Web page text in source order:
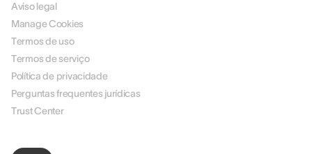
Aviso legal
Manage Cookies
Termos de uso
Termos de serviço
Política de privacidade
Perguntas frequentes jurídicas
Trust Center